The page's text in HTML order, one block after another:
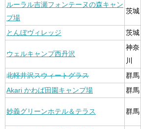
ルーラル吉瀬フォンテーヌの森キャン
プ場
茨城
とんぼヴィレッジ 茨城
ウェルキャンプ西丹沢
神奈
川
北軽井沢スウィートグラス 群馬
Akari かわば田園キャンプ場
群馬
妙義グリーンホテル＆テラス 群馬